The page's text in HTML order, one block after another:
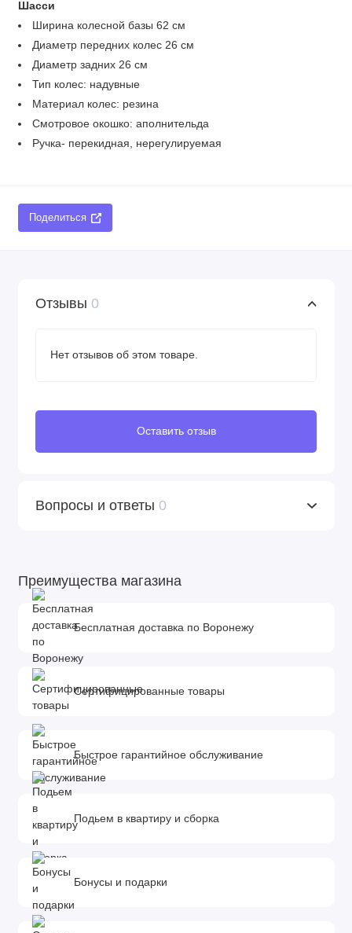
Шасси
Ширина колесной базы 62 см
Диаметр передних колес 26 см
Диаметр задних 26 см
Тип колес: надувные
Материал колес: резина
Смотровое окошко: аполнительда
Ручка- перекидная, нерегулируемая
Поделиться
Отзывы 0
Нет отзывов об этом товаре.
Оставить отзыв
Вопросы и ответы 0
Преимущества магазина
Бесплатная доставка по Воронежу
Сертифицированные товары
Быстрое гарантийное обслуживание
Подьем в квартиру и сборка
Бонусы и подарки